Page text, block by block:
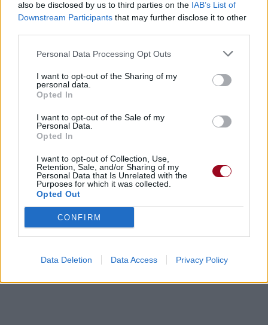
also be disclosed by us to third parties on the IAB’s List of
Downstream Participants that may further disclose it to other
Personal Data Processing Opt Outs
I want to opt-out of the Sharing of my
personal data.
Opted In
I want to opt-out of the Sale of my
Personal Data.
Opted In
I want to opt-out of Collection, Use,
Retention, Sale, and/or Sharing of my
Personal Data that Is Unrelated with the
Purposes for which it was collected.
Opted Out
CONFIRM
Data Deletion Data Access Privacy Policy